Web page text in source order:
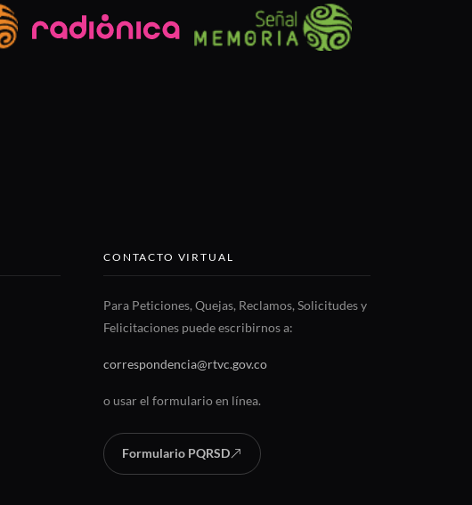
CONTACTO VIRTUAL
Para Peticiones, Quejas, Reclamos, Solicitudes y
Felicitaciones puede escribirnos a:
correspondencia@rtvc.gov.co
o usar el formulario en línea.
Formulario PQRSD